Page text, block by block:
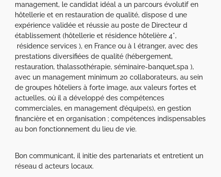
management, le candidat idéal a un parcours évolutif en
hôtellerie et en restauration de qualité, dispose d une
expérience validée et réussie au poste de Directeur d
établissement (hôtellerie et résidence hôtelière 4*,
résidence services ), en France ou à l étranger, avec des
prestations diversifiées de qualité (hébergement,
restauration, thalassothérapie, séminaire-banquet,spa ),
avec un management minimum 20 collaborateurs, au sein
de groupes hôteliers à forte image, aux valeurs fortes et
actuelles, où il a développé des compétences
commerciales, en management d’équipe(s), en gestion
financière et en organisation ; compétences indispensables
au bon fonctionnement du lieu de vie.
Bon communicant, il initie des partenariats et entretient un
réseau d acteurs locaux.